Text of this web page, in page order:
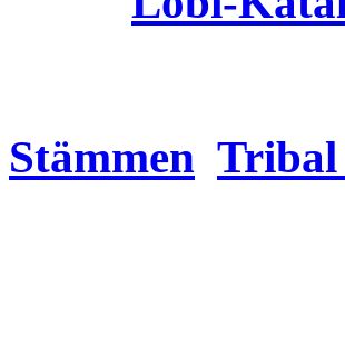
Stämmen